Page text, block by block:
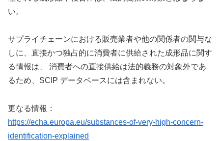
い。
サプライチェーンにおける販売業者や他の関係者の関与な
しに、直接かつ独占的に消費者に供給された成形品に関す
る情報は、 消費者への直接供給は法的義務の対象外であ
るため、SCIP データベースには含まれない。
更なる情報：
https://echa.europa.eu/substances-of-very-high-concern-
identification-explained